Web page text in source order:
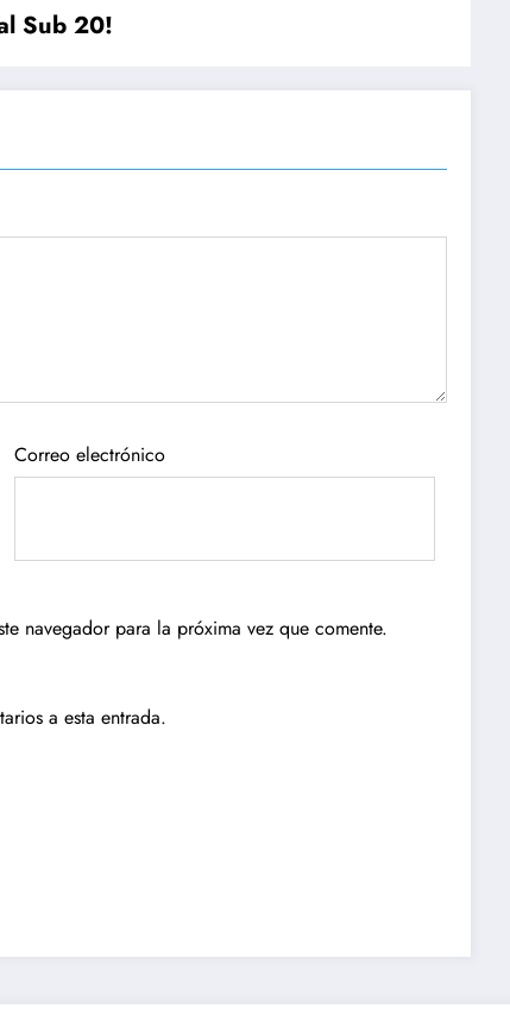
Sub 20!
Correo electrónico
navegador para la próxima vez que comente.
a esta entrada.